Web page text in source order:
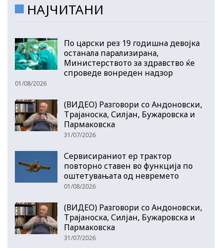
НАЈЧИТАНИ
По царски рез 19 годишна девојка
останала парализирана,
Министерството за здравство ќе
спроведе вонреден надзор
01/08/2026
(ВИДЕО) Разговори со Андоновски,
Трајаноска, Силјан, Бужаровска и
Пармаковска
31/07/2026
Сервисираниот ер трактор
повторно ставен во функција по
оштетувањата од невремето
01/08/2026
(ВИДЕО) Разговори со Андоновски,
Трајаноска, Силјан, Бужаровска и
Пармаковска
31/07/2026